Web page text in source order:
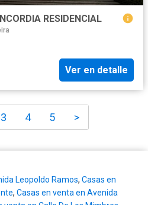
RESIDENCIAL
Ver en detalle
3 4 5 >
Leopoldo Ramos, Casas en
, Casas en venta en Avenida